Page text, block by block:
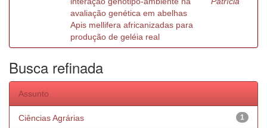
avaliação genética em abelhas
Apis mellifera africanizadas para
produção de geléia real
Busca refinada
Assunto
1
Ciências Agrárias